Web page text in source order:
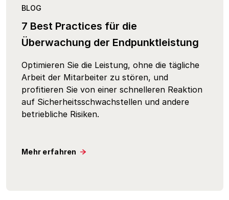
BLOG
7 Best Practices für die
Überwachung der Endpunktleistung
Optimieren Sie die Leistung, ohne die tägliche
Arbeit der Mitarbeiter zu stören, und
profitieren Sie von einer schnelleren Reaktion
auf Sicherheitsschwachstellen und andere
betriebliche Risiken.
Mehr erfahren